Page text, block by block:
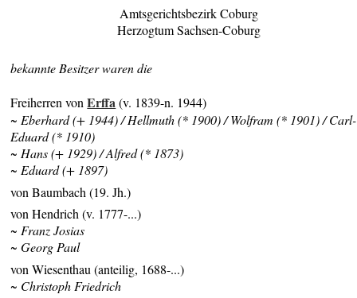
Amtsgerichtsbezirk Coburg
Herzogtum Sachsen-Coburg
bekannte Besitzer waren die
Freiherren vonErffa(v. 1839-n. 1944)
~ Eberhard (+ 1944) /Hellmuth (* 1900) /Wolfram (* 1901)/ Carl-
Eduard (* 1910)
~ Hans (+ 1929) / Alfred (* 1873)
~ Eduard (+ 1897)
von Baumbach (19. Jh.)
von Hendrich (v. 1777-...)
~ Franz Josias
~ Georg Paul
von Wiesenthau (anteilig, 1688-...)
~ Christoph Friedrich